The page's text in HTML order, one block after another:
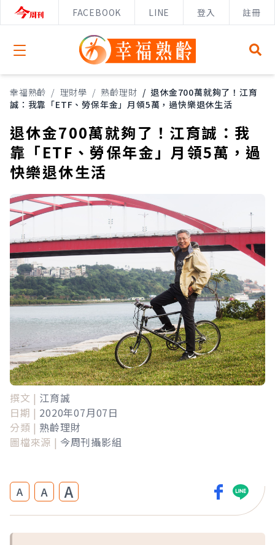
FACEBOOK LINE 登入 註冊
Open menu
幸福熟齡 / 理財學 / 熟齡理財 / 退休金700萬就夠了！江育
誠：我靠「ETF、勞保年金」月領5萬，過快樂退休生活
退休金700萬就夠了！江育誠：我
靠「ETF、勞保年金」月領5萬，過
快樂退休生活
撰文 | 江育誠
日期 | 2020年07月07日
分類 | 熟齡理財
圖檔來源 | 今周刊攝影組
A A A